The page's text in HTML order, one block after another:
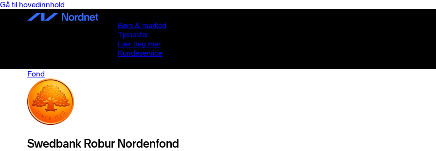
Gå til hovedinnhold
Børs & marked
Tjenester
Lær deg mer
Kundeservice
Fond
Swedbank Robur Nordenfond